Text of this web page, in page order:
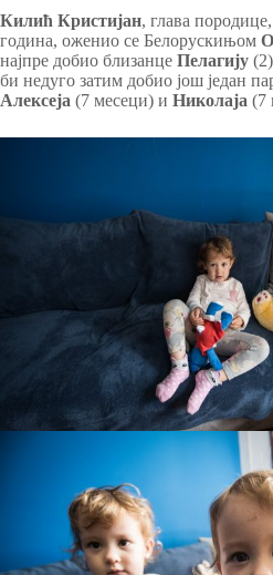
Килић Кристијан, глава
година, оженио се Белорускињом
најпре добио близанце Пелагију
би недуго затим добио још један
Алексеја (7 месеци) и Николаја (7